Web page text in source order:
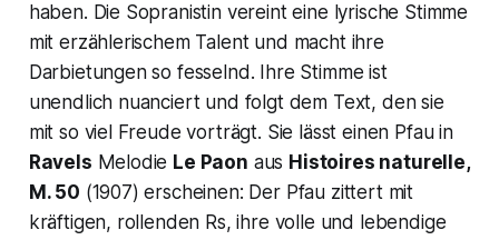
haben. Die Sopranistin vereint eine lyrische Stimme
mit erzählerischem Talent und macht ihre
Darbietungen so fesselnd. Ihre Stimme ist
unendlich nuanciert und folgt dem Text, den sie
mit so viel Freude vorträgt. Sie lässt einen Pfau in
Ravels Melodie Le Paon aus Histoires naturelle,
M. 50 (1907) erscheinen: Der Pfau zittert mit
kräftigen, rollenden Rs, ihre volle und lebendige